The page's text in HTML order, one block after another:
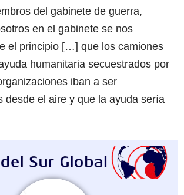
del gabinete de guerra,
en el gabinete se nos
el principio […] que los camiones
humanitaria secuestrados por
iban a ser
desde el aire y que la ayuda sería